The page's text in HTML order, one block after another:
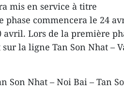
mis en service à titre
phase commencera le 24
Lors de la première
la ligne Tan Son Nhat –
Son Nhat – Noi Bai – Tan